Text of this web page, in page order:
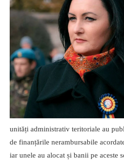
unități administrativ teritoriale au
de finanțările nerambursabile
iar unele au alocat și banii pe aceste